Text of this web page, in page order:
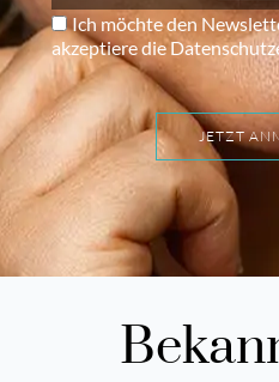
Ich möchte den
akzeptiere die
JETZT